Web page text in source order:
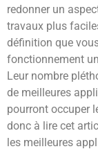
redonner un
travaux plus
définition que
fonctionnement
Leur nombre
de meilleures
pourront occuper
donc à lire cet
les meilleures